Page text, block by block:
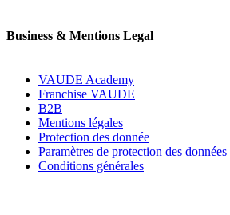
Business & Mentions Legal
VAUDE Academy
Franchise VAUDE
B2B
Mentions légales
Protection des donnée
Paramètres de protection des données
Conditions générales